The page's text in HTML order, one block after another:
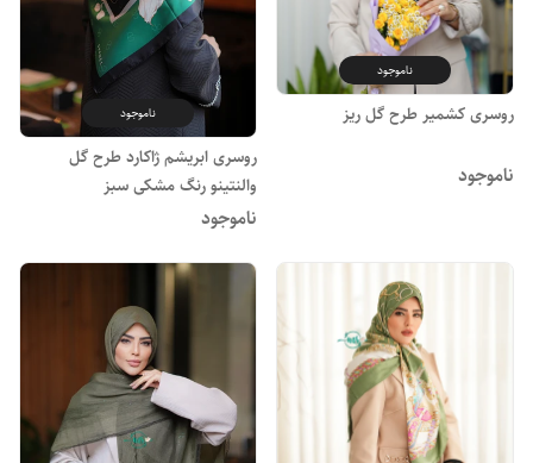
ناموجود
روسری کشمیر طرح گل ریز
ناموجود
ناموجود
روسری ابریشم ژاکارد طرح گل
والنتینو رنگ مشکی سبز
ناموجود